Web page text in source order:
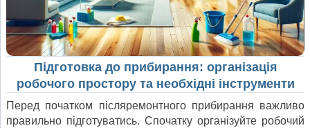
Підготовка до прибирання: організація
робочого простору та необхідні інструменти
Перед початком післяремонтного прибирання важливо
правильно підготуватись. Спочатку організуйте робочий